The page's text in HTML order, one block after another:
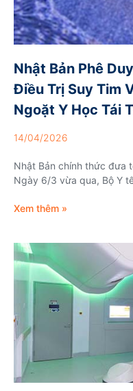
Nhật Bản Phê
Điều Trị Suy Tim
Ngoặt Y Học Tái
14/04/2026
Nhật Bản chính thức đưa
Ngày 6/3 vừa qua, Bộ Y
Xem thêm »